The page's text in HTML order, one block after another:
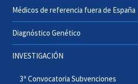
Médicos de referencia fuera de España
Diagnóstico Genético
INVESTIGACIÓN
3ª Convocatoria Subvenciones